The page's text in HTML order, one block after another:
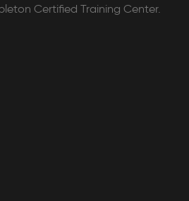
Certified Training Center.